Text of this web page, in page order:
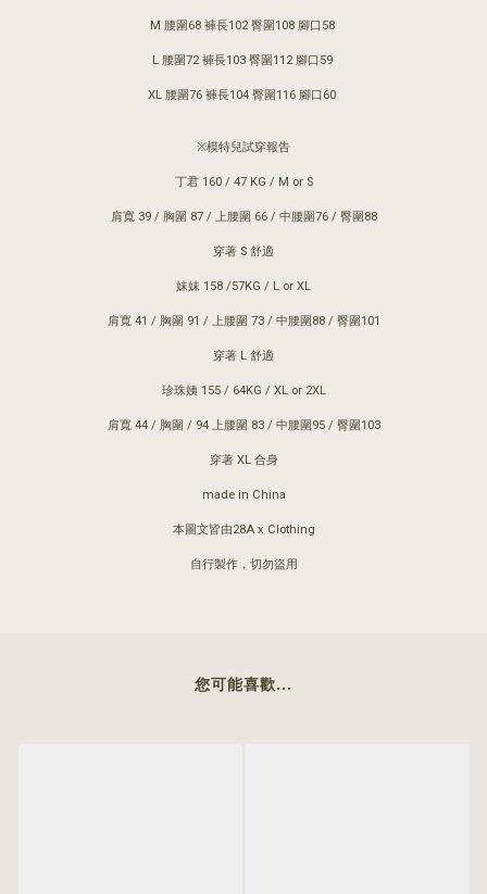
M 腰圍68 褲長102 臀圍108 腳口58
L 腰圍72 褲長103 臀圍112 腳口59
XL 腰圍76 褲長104 臀圍116 腳口60
※模特兒試穿報告
丁君 160 / 47 KG / M or S
肩寬 39 / 胸圍 87 / 上腰圍 66 / 中腰圍76 / 臀圍88
穿著 S 舒適
妹妹 158 /57KG / L or XL
肩寬 41 / 胸圍 91 / 上腰圍 73 / 中腰圍88 / 臀圍101
穿著 L 舒適
珍珠姨 155 / 64KG / XL or 2XL
肩寬 44 / 胸圍 / 94 上腰圍 83 / 中腰圍95 / 臀圍103
穿著 XL 合身
made in China
本圖文皆由28A x Clothing
自行製作，切勿盜用
您可能喜歡...